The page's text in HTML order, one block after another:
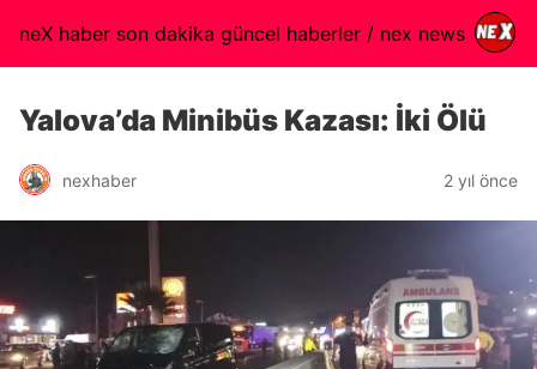
neX haber son dakika güncel haberler / nex news
Yalova’da Minibüs Kazası: İki Ölü
nexhaber 2 yıl önce